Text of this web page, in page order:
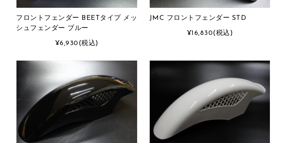
フロントフェンダー BEETタイプ メッ
シュフェンダー ブルー
¥6,930 (税込)
JMC フロントフェンダー STD
¥16,830(税込)